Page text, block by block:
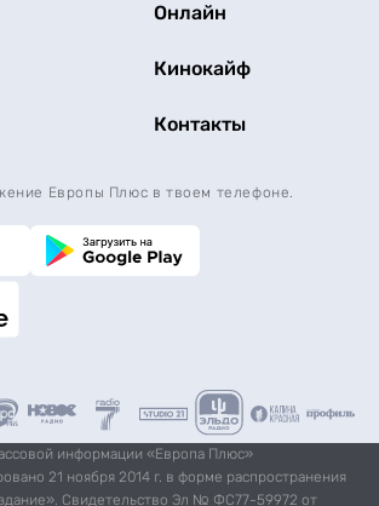
Онлайн
Кинокайф
Контакты
Европы Плюс в твоем телефоне.
информации «Европа Плюс»
21 ноября 2014 г. в форме распространения
Свидетельство Эл № ФС77-59972 от